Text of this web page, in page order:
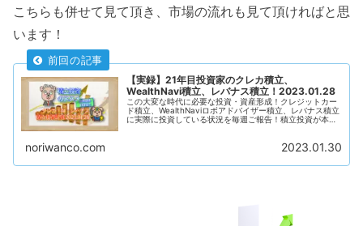
こちらも併せて見て頂き、市場の流れも見て頂ければと思
います！
【実録】21年目投資家のクレカ積立、
WealthNavi積立、レバナス積立！2023.01.28
この大変な時代に必要な投資・資産形成！クレジットカー
ド積立、WealthNaviロボアドバイザー積立、レバナス積立
に実際に投資している状況を毎週ご報告！積立投資が本当
noriwanco.com 2023.01.30